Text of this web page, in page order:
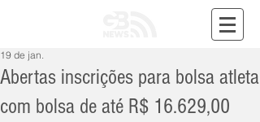
Abertas inscrições para bolsa atleta
com bolsa de até R$ 16.629,00
19 de jan.